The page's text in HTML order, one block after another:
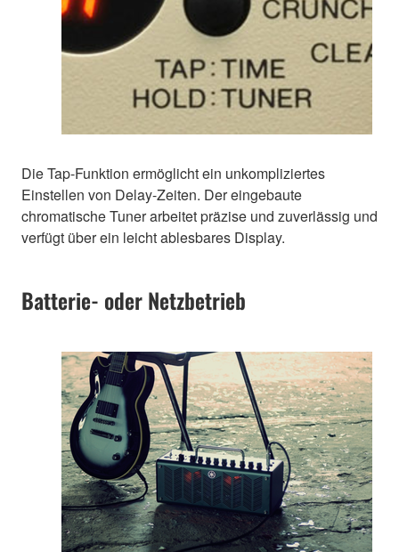
Die Tap-Funktion ermöglicht ein unkompliziertes
Einstellen von Delay-Zeiten. Der eingebaute
chromatische Tuner arbeitet präzise und zuverlässig und
verfügt über ein leicht ablesbares Display.
Batterie- oder Netzbetrieb